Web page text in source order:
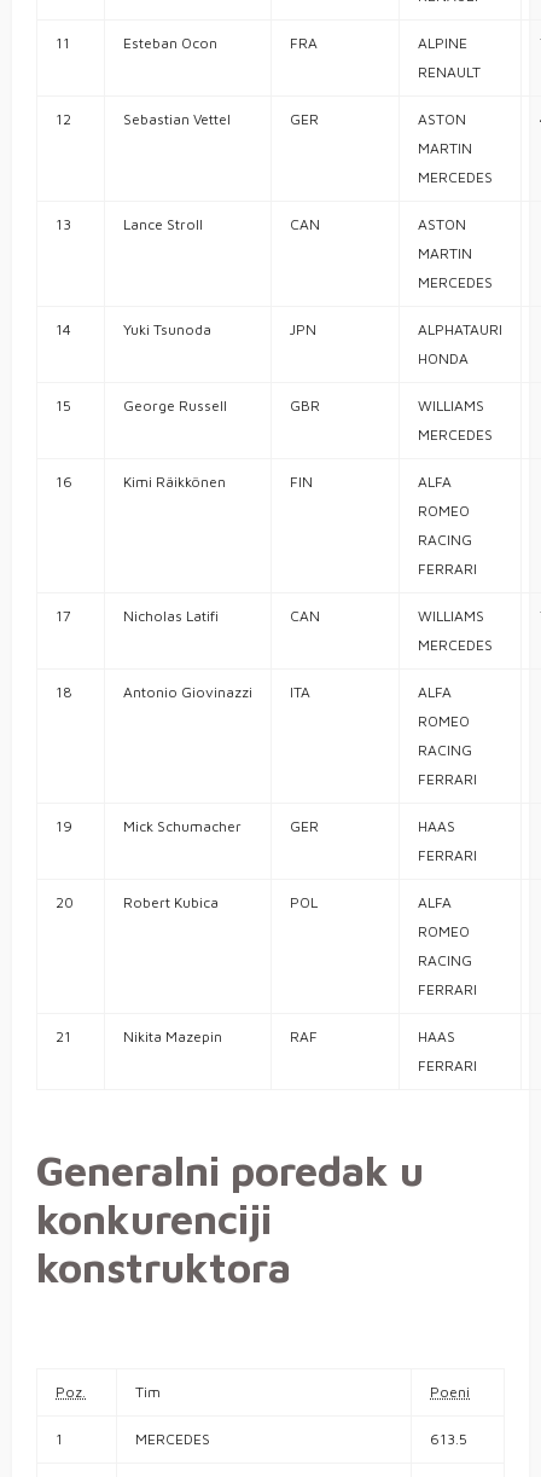
11 Esteban Ocon FRA
ALPINE
RENAULT
12 Sebastian Vettel GER
ASTON
MARTIN
MERCEDES
13 Lance Stroll CAN
ASTON
MARTIN
MERCEDES
14 Yuki Tsunoda JPN
ALPHATAURI
HONDA
15 George Russell GBR
WILLIAMS
MERCEDES
16 Kimi Räikkönen FIN
ALFA
ROMEO
RACING
FERRARI
17 Nicholas Latifi CAN
WILLIAMS
MERCEDES
18 Antonio Giovinazzi ITA
ALFA
ROMEO
RACING
FERRARI
19 Mick Schumacher GER
HAAS
FERRARI
20 Robert Kubica POL
ALFA
ROMEO
RACING
FERRARI
21 Nikita Mazepin RAF
HAAS
FERRARI
Generalni poredak u
konkurenciji
konstruktora
Poz. Tim Poeni
1 MERCEDES 613.5